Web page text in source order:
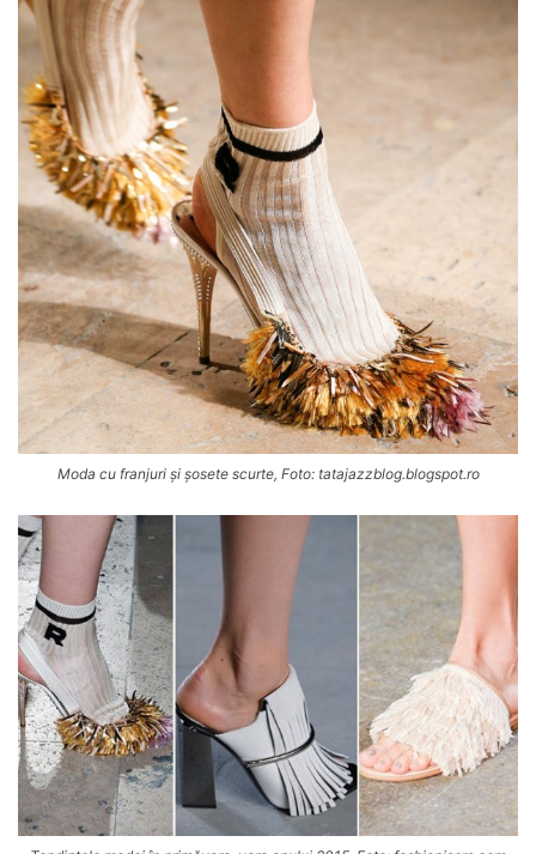
Moda cu franjuri și șosete scurte, Foto: tatajazzblog.blogspot.ro